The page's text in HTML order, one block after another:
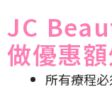
JC
做優惠
所有療程